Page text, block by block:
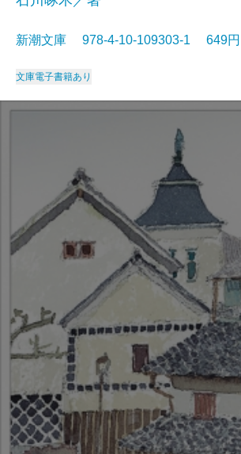
新潮文庫 978-4-10-109303-1 649
文庫電子書籍あり